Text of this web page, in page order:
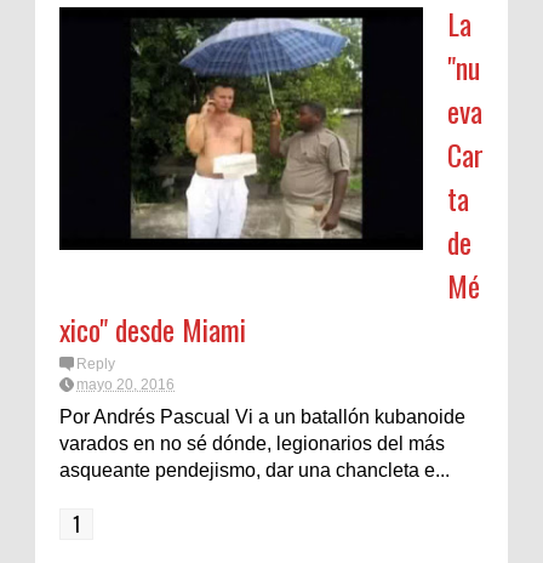
La
"nu
eva
Car
ta
de
Mé
xico" desde Miami
Reply
mayo 20, 2016
Por Andrés Pascual Vi a un batallón kubanoide
varados en no sé dónde, legionarios del más
asqueante pendejismo, dar una chancleta e...
1